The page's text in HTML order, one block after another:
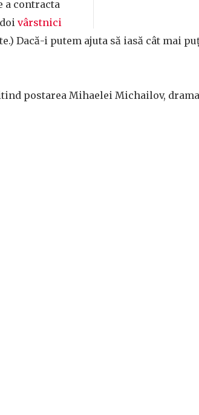
a contracta
vârstnici
Dacă-i putem ajuta să iasă cât mai
postarea Mihaelei Michailov,